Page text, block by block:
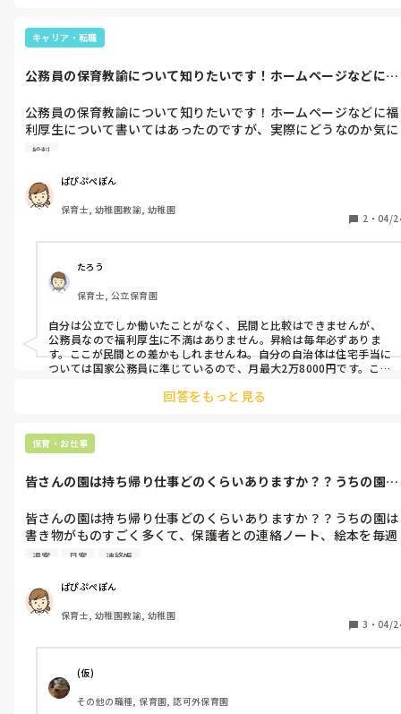
キャリア・転職
公務員の保育教諭について知りたいです！ホームページなどに福
公務員の保育教諭について知りたいです！ホームページなどに福
利厚生について書いてはあったのですが、実際にどうなのか気に
なっています。毎年の昇給はどのくらいか、住宅手当はどんな条
ので教えて頂きたいです。
給料
ぱぴぷぺぽん
保育士, 幼稚園教諭, 幼稚園
2 ・ 04/
たろう
保育士, 公立保育園
自分は公立でしか働いたことがなく、民間と比較はできませんが、
公務員なので福利厚生に不満はありません。昇給は毎年必ずありま
す。ここが民間との差かもしれませんね。自分の自治体は住宅手当に
ついては国家公務員に準じているので、月最大2万8000円です。これ
で借りていること、家賃を支払っていること、住んでいることです。
年休を全て消化したことはありませんが、20日弱は毎年取得してい
ます。参考になれば幸いです。
回答をもっと見る
保育・お仕事
皆さんの園は持ち帰り仕事どのくらいありますか？？うちの園は
皆さんの園は持ち帰り仕事どのくらいありますか？？うちの園は
書き物がものすごく多くて、保護者との連絡ノート、絵本を毎週
借りるので絵本カード、クラス便りの作成、行事反省、週案、月
帰りになります。皆さんの園は時間内に終わりますか？定時に帰
週案 月案 連絡帳
ぱぴぷぺぽん
保育士, 幼稚園教諭, 幼稚園
3 ・ 04/
(仮)
その他の職種, 保育園, 認可外保育園